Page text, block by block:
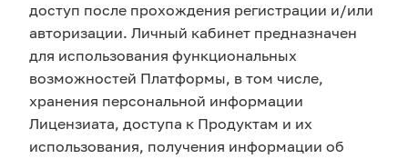
доступ после прохождения регистрации и/или
авторизации. Личный кабинет предназначен
для использования функциональных
возможностей Платформы, в том числе,
хранения персональной информации
Лицензиата, доступа к Продуктам и их
использования, получения информации об